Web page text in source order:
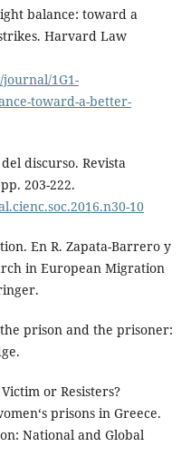
balance: toward a
Harvard Law
1G1-
toward-a-better-
discurso. Revista
203-222.
10
En R. Zapata-Barrero y
in European Migration
prison and the prisoner:
or Resisters?
prisons in Greece.
National and Global